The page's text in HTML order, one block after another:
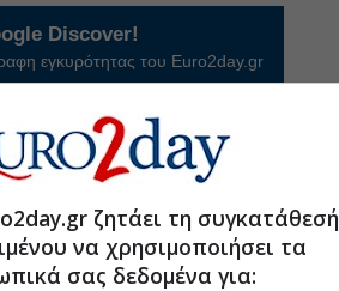
Discover!
εγκυρότητας του Euro2day.gr
τουEuro2day.gr στοLinkedin
ζητάει τη συγκατάθεσή
να χρησιμοποιήσει τα
σας δεδομένα για: